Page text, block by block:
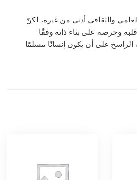
والثقافي أدنى من غيره، لكنّ
وحرصه على بناء ذاته وفقًا
الراسخ على أن يكون إنسانًا مسلمًا